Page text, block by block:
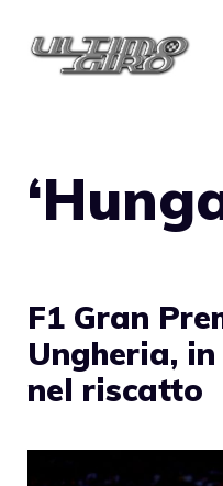
F1 Gran
Ungheria,
nel riscatto